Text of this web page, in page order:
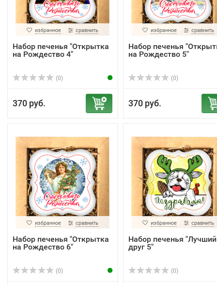
избранное сравнить
Набор печенья "Открытка
на Рождество 4"
(0)
370 руб.
избранное сравнить
Набор печенья
на Рождество 5"
(0)
370 руб.
избранное сравнить
Набор печенья "Открытка
на Рождество 6"
(0)
избранное сравнить
Набор печенья "Лучший
друг 5"
(0)